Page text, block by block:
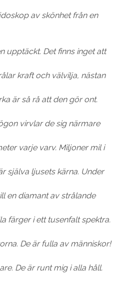
av skönhet från en
upptäckt. Det finns inget att
kraft och välvilja, nästan
är så rå att den gör ont.
virvlar de sig närmare
varje varv. Miljoner mil i
själva ljusets kärna. Under
en diamant av strålande
färger i ett tusenfalt spektra.
De är fulla av människor!
De är runt mig i alla håll.